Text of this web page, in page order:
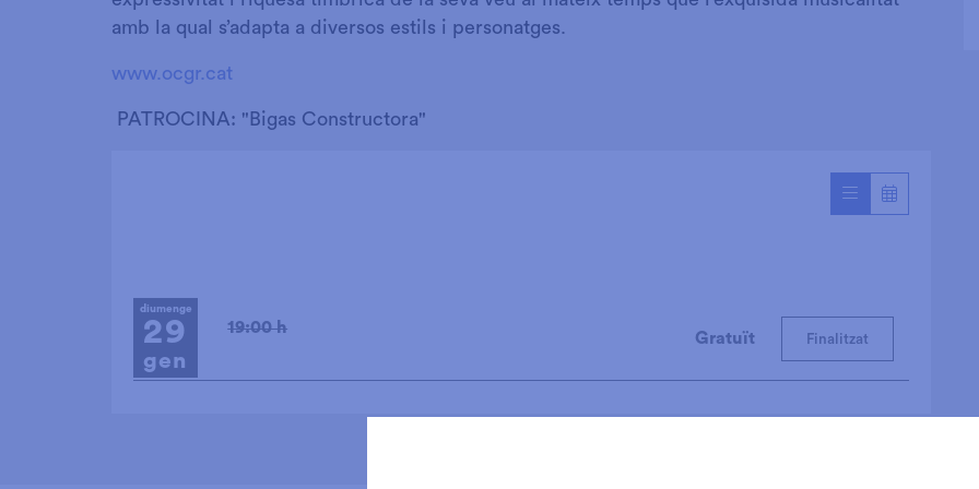
amb la qual s’adapta a diversos estils i personatges.
www.ocgr.cat
PATROCINA: "Bigas Constructora"
diumenge
29
gen
19:00 h
Gratuït Finalitzat